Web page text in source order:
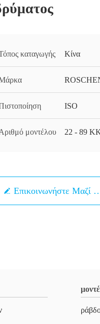
καταγωγής Κίνα
ISO
μοντέλου 22 - 89
Επικοινωνήστε Μαζί